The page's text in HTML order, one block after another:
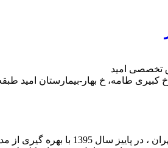
تخصصی امید
طامه، خ بهار-بیمارستان امید
بیمارستان تخصصی و فوق